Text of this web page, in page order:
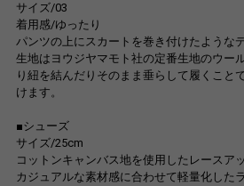
サイズ/03
着用感/ゆったり
パンツの上にスカートを巻き付けたような
生地はヨウジヤマモト社の定番生地のウー
り紐を結んだりそのまま垂らして履くこと
けます。
■シューズ
サイズ/25cm
コットンキャンバス地を使用したレースア
カジュアルな素材感に合わせて軽量化した